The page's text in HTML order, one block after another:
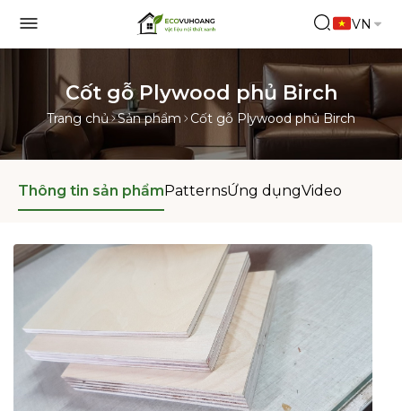
VN
Cốt gỗ Plywood phủ Birch
Trang chủ Sản phẩm Cốt gỗ Plywood phủ Birch
Thông tin sản phẩm PatternsỨng dụngVideo